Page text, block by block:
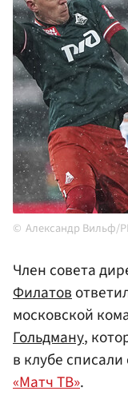
Александр Вильф/
Член совета
Филатов
московской
Гольдману,
в клубе
«Матч ТВ».